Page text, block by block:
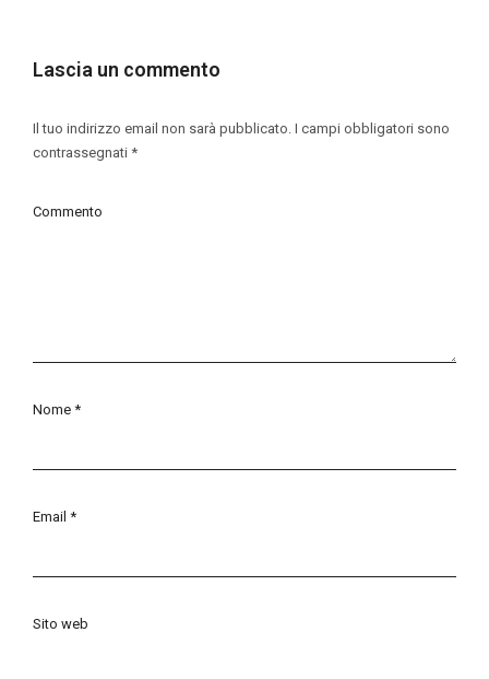
Lascia un commento
Il tuo indirizzo email non sarà pubblicato. I campi obbligatori sono
contrassegnati *
Commento
Nome *
Email *
Sito web